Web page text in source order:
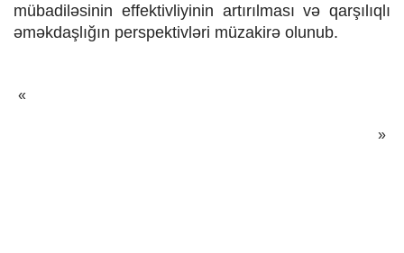
mübadiləsinin effektivliyinin artırılması və qarşılıqlı
əməkdaşlığın perspektivləri müzakirə olunub.
Previus news:
«
»